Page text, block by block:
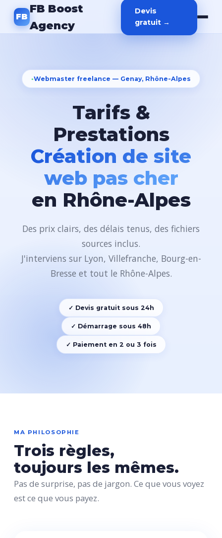
FB
FB Boost
Agency
Devis
gratuit →
Webmaster freelance — Genay, Rhône-Alpes
Tarifs &
Prestations
Création de site
web pas cher
en Rhône-Alpes
Des prix clairs, des délais tenus, des fichiers
sources inclus.
J'interviens sur Lyon, Villefranche, Bourg-en-
Bresse et tout le Rhône-Alpes.
✓ Devis gratuit sous 24h
✓ Démarrage sous 48h
✓ Paiement en 2 ou 3 fois
MA PHILOSOPHIE
Trois règles,
toujours les mêmes.
Pas de surprise, pas de jargon. Ce que vous voyez
est ce que vous payez.